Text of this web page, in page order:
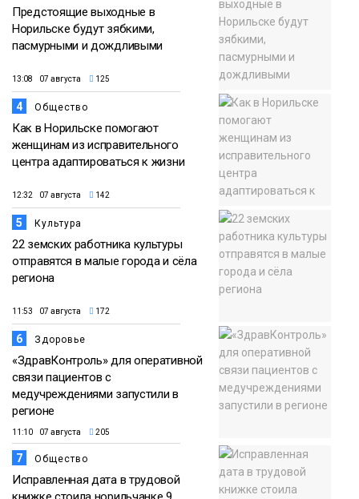
Предстоящие выходные в
Норильске будут зябкими,
пасмурными и дождливыми
13:08 07 августа 125
4 Общество
Как в Норильске помогают
женщинам из исправительного
центра адаптироваться к жизни
12:32 07 августа 142
5 Культура
22 земских работника культуры
отправятся в малые города и сёла
региона
11:53 07 августа 172
6 Здоровье
«ЗдравКонтроль» для оперативной
связи пациентов с
медучреждениями запустили в
регионе
11:10 07 августа 205
7 Общество
Исправленная дата в трудовой